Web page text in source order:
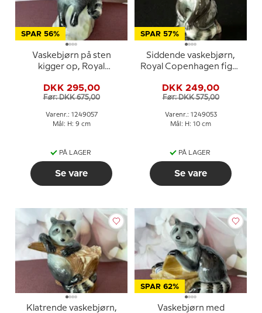
SPAR 56%
Vaskebjørn på sten
kigger op, Royal
057
DKK 295,00
Før: DKK 675,00
Varenr.: 1249057
Mål: H: 9 cm
PÅ LAGER
Se vare
SPAR 57%
Siddende vaskebjørn,
Royal Copenhagen figur
DKK 249,00
Før: DKK 575,00
Varenr.: 1249053
Mål: H: 10 cm
PÅ LAGER
Se vare
Klatrende vaskebjørn,
SPAR 62%
Vaskebjørn med